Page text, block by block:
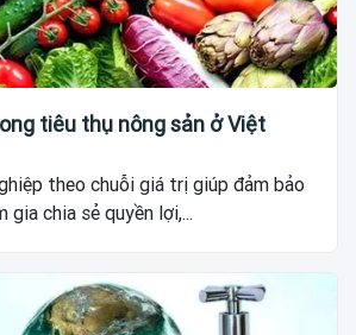
tiêu thụ nông sản ở Việt
theo chuỗi giá trị giúp đảm bảo
gia chia sẻ quyền lợi,...